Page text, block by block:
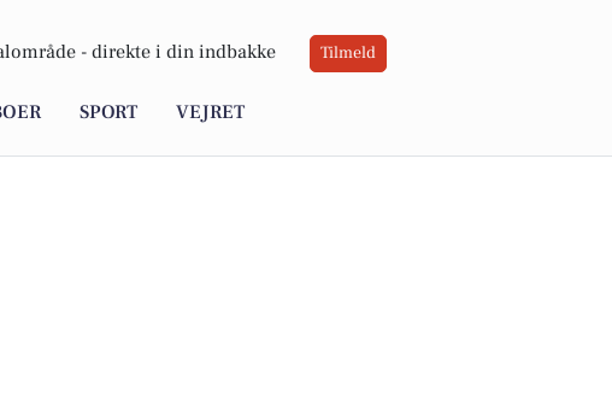
- direkte i din indbakke Tilmeld
SPORT VEJRET